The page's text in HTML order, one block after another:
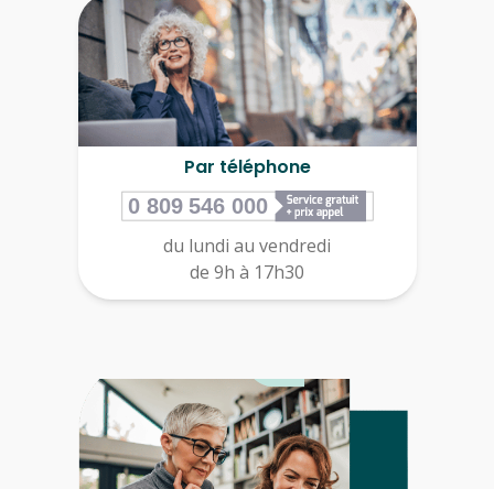
Par téléphone
du lundi au vendredi
de 9h à 17h30